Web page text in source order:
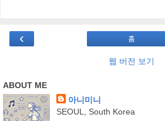
‹ 홈
웹 버전 보기
ABOUT ME
아니미니
SEOUL, South Korea